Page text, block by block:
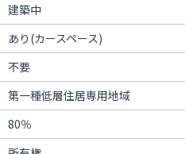
建築中
あり(カースペース)
不要
第一種低層住居専用地域
80％